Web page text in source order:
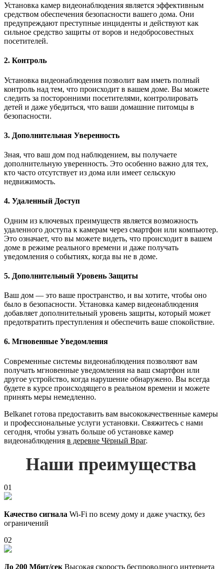
Установка камер видеонаблюдения является эффективным
средством обеспечения безопасности вашего дома. Они
предупреждают преступные инциденты и действуют как
сильное средство защиты от воров и недобросовестных
посетителей.
2. Контроль
Установка видеонаблюдения позволит вам иметь полный
контроль над тем, что происходит в вашем доме. Вы можете
следить за посторонними посетителями, контролировать
детей и даже убедиться, что ваши домашние питомцы в
безопасности.
3. Дополнительная Уверенность
Зная, что ваш дом под наблюдением, вы получаете
дополнительную уверенность. Это особенно важно для тех,
кто часто отсутствует из дома или имеет сельскую
недвижимость.
4. Удаленный Доступ
Одним из ключевых преимуществ является возможность
удаленного доступа к камерам через смартфон или компьютер.
Это означает, что вы можете видеть, что происходит в вашем
доме в режиме реального времени и даже получать
уведомления о событиях, когда вы не в доме.
5. Дополнительный Уровень Защиты
Ваш дом — это ваше пространство, и вы хотите, чтобы оно
было в безопасности. Установка камер видеонаблюдения
добавляет дополнительный уровень защиты, который может
предотвратить преступления и обеспечить ваше спокойствие.
6. Мгновенные Уведомления
Современные системы видеонаблюдения позволяют вам
получать мгновенные уведомления на ваш смартфон или
другое устройство, когда нарушение обнаружено. Вы всегда
будете в курсе происходящего в реальном времени и можете
принять меры немедленно.
Belkanet готова предоставить вам высококачественные камеры
и профессиональные услуги установки. Свяжитесь с нами
сегодня, чтобы узнать больше об установке камер
видеонаблюдения в деревне Чёрный Враг.
Наши преимущества
01
Качество сигнала Wi-Fi по всему дому и даже участку, без
ограничений
02
До 200 Мбит/сек Высокая скорость беспроводного интернета